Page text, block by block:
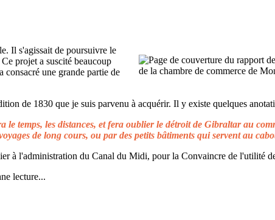
Il s'agissait de poursuivre le
projet a suscité beaucoup
une grande partie de
de 1830 que je suis parvenu à acquérir. Il y existe quelques
le temps, les distances, et fera oublier le détroit de Gibraltar au
de long cours, ou par des petits bâtiments qui servent au
à l'administration du Canal du Midi, pour la Convaincre de l'utilité
lecture...